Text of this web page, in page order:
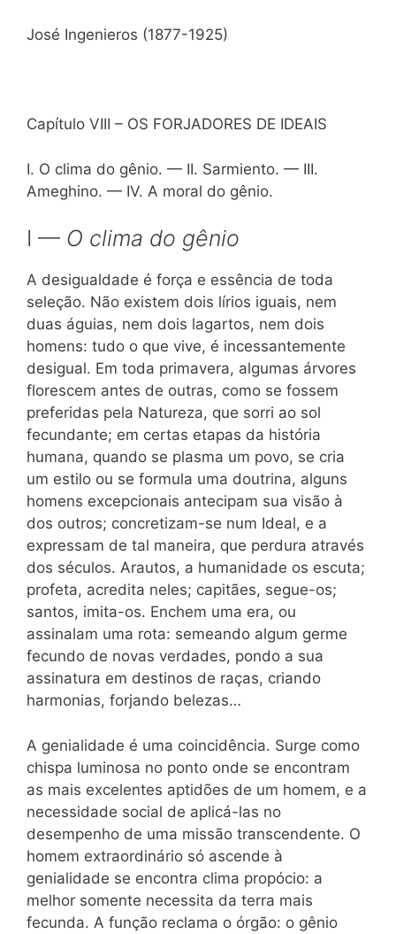
José Ingenieros (1877-1925)
Capítulo VIII – OS FORJADORES DE IDEAIS
I. O clima do gênio. — II. Sarmiento. — III.
Ameghino. — IV. A moral do gênio.
I — O clima do gênio
A desigualdade é força e essência de toda
seleção. Não existem dois lírios iguais, nem
duas águias, nem dois lagartos, nem dois
homens: tudo o que vive, é incessantemente
desigual. Em toda primavera, algumas árvores
florescem antes de outras, como se fossem
preferidas pela Natureza, que sorri ao sol
fecundante; em certas etapas da história
humana, quando se plasma um povo, se cria
um estilo ou se formula uma doutrina, alguns
homens excepcionais antecipam sua visão à
dos outros; concretizam-se num Ideal, e a
expressam de tal maneira, que perdura através
dos séculos. Arautos, a humanidade os escuta;
profeta, acredita neles; capitães, segue-os;
santos, imita-os. Enchem uma era, ou
assinalam uma rota: semeando algum germe
fecundo de novas verdades, pondo a sua
assinatura em destinos de raças, criando
harmonias, forjando belezas…
A genialidade é uma coincidência. Surge como
chispa luminosa no ponto onde se encontram
as mais excelentes aptidões de um homem, e a
necessidade social de aplicá-las no
desempenho de uma missão transcendente. O
homem extraordinário só ascende à
genialidade se encontra clima propócio: a
melhor somente necessita da terra mais
fecunda. A função reclama o órgão: o gênio